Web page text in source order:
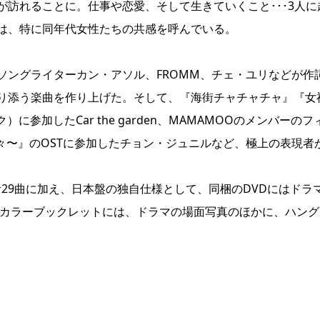
れることに。仕事や恋愛、そして生きていくこと･･･3人に
特に同年代女性たちの共感を呼んでいる。
グライターカン・アソル、FROMM、チェ・ユリなどが作
う楽曲を作り上げた。そして、『海街チャチャチャ』『女
）に参加したCar the garden、MAMAMOOのメンバーのフ
』のOSTに参加したチョン・ジュニルなど、極上の表現者
曲に加え、日本盤の独自仕様として、同梱のDVDにはドラ
ラーブックレットには、ドラマの場面写真のほかに、ハン